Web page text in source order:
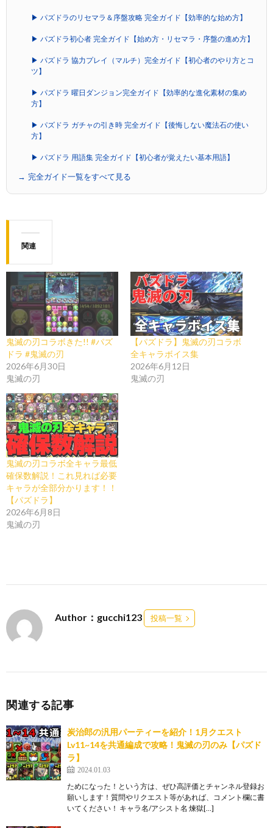
▶ パズドラのリセマラ＆序盤攻略 完全ガイド【効率的な始め方】
▶ パズドラ初心者 完全ガイド【始め方・リセマラ・序盤の進め方】
▶ パズドラ 協力プレイ（マルチ）完全ガイド【初心者のやり方とコ
ツ】
▶ パズドラ 曜日ダンジョン完全ガイド【効率的な進化素材の集め
方】
▶ パズドラ ガチャの引き時 完全ガイド【後悔しない魔法石の使い
方】
▶ パズドラ 用語集 完全ガイド【初心者が覚えたい基本用語】
→ 完全ガイド一覧をすべて見る
関連
鬼滅の刃コラボきた!! #パズ
ドラ #鬼滅の刃
2026年6月30日
鬼滅の刃
【パズドラ】鬼滅の刃コラボ
全キャラボイス集
2026年6月12日
鬼滅の刃
鬼滅の刃コラボ全キャラ最低
確保数解説！これ見れば必要
キャラが全部分かります！！
【パズドラ】
2026年6月8日
鬼滅の刃
Author：gucchi123 投稿一覧
関連する記事
炭治郎の汎用パーティーを紹介！1月クエスト
Lv11~14を共通編成で攻略！鬼滅の刃のみ【パズド
ラ】
2024.01.03
ためになった！という方は、ぜひ高評価とチャンネル登録お
願いします！質問やリクエスト等があれば、コメント欄に書
いてください！ キャラ名/アシスト名 煉獄[…]